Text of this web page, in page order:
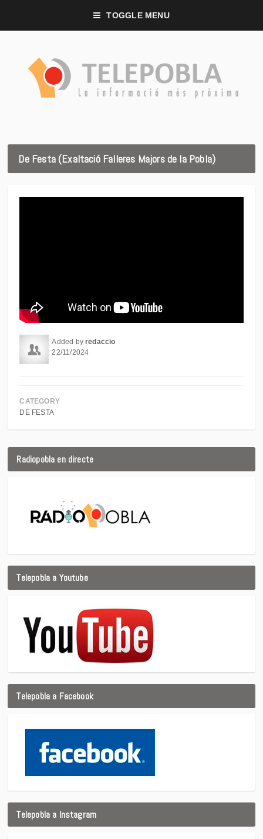
TOGGLE MENU
De Festa (Exaltació Falleres Majors de la Pobla)
Added byredaccio
22/11/2024
CATEGORY
DE FESTA
Radiopobla en directe
Telepobla a Youtube
Telepobla a Facebook
Telepobla a Instagram